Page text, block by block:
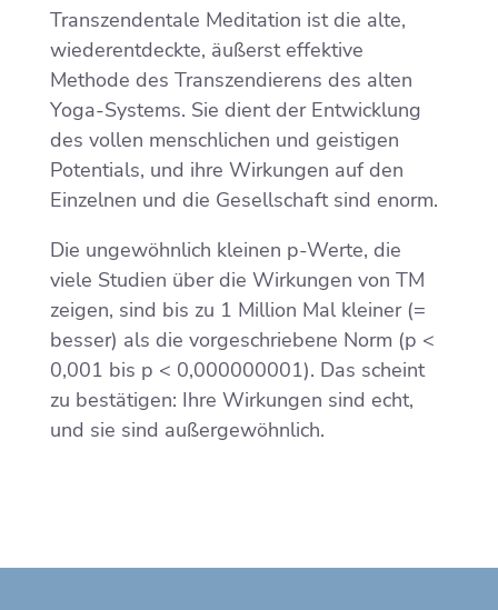
Transzendentale Meditation ist die alte,
wiederentdeckte, äußerst effektive
Methode des Transzendierens des alten
Yoga-Systems. Sie dient der Entwicklung
des vollen menschlichen und geistigen
Potentials, und ihre Wirkungen auf den
Einzelnen und die Gesellschaft sind enorm.
Die ungewöhnlich kleinen p-Werte, die
viele Studien über die Wirkungen von TM
zeigen, sind bis zu 1 Million Mal kleiner (=
besser) als die vorgeschriebene Norm (p <
0,001 bis p < 0,000000001). Das scheint
zu bestätigen: Ihre Wirkungen sind echt,
und sie sind außergewöhnlich.